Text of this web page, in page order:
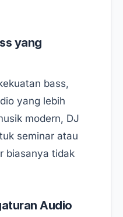
yang
bass,
yang lebih
modern, DJ
seminar atau
biasanya tidak
Audio